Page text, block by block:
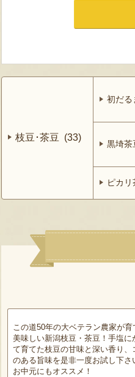
枝豆･茶豆 (33)
初だ
黒埼
ピカ
この道50年の大ベテラン農家が育
美味しい新潟枝豆・茶豆！手塩に
て育てた枝豆の甘味と深い香り、
のある旨味を是非一度お試し下さ
お中元にもオススメ！